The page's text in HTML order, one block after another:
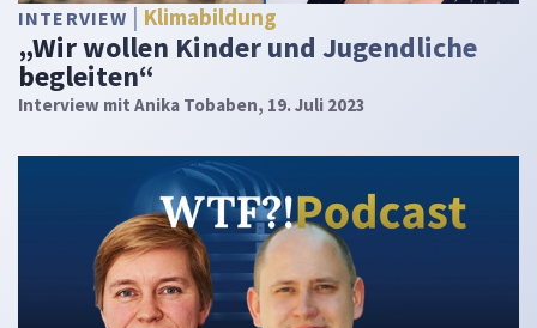
INTERVIEW Klimabildung
„Wir wollen Kinder und Jugendliche
begleiten“
Interview mit Anika Tobaben, 19. Juli 2023